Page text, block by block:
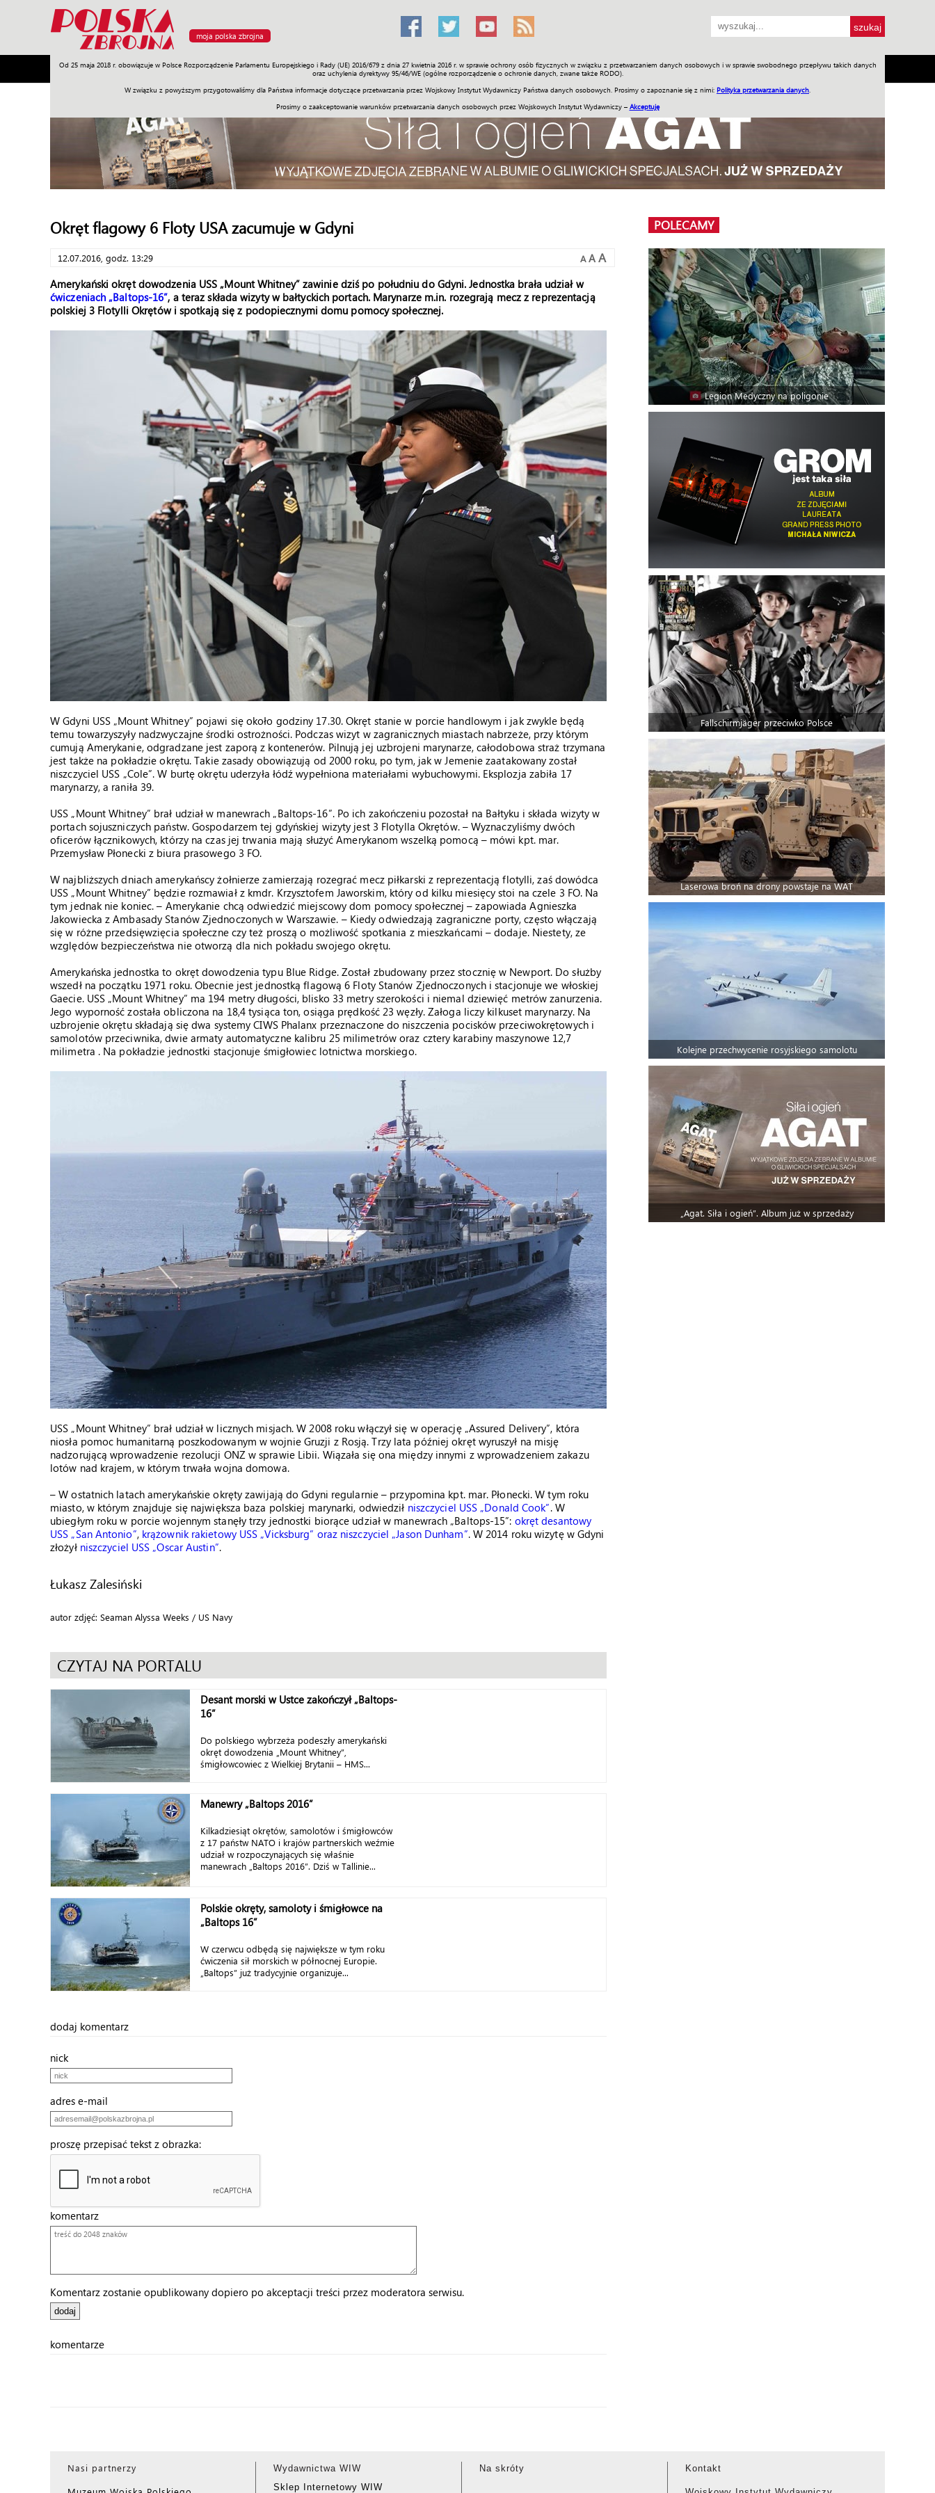
moja polska zbrojna
Od 25 maja 2018 r. obowiązuje w Polsce Rozporządzenie Parlamentu Europejskiego i Rady (UE) 2016/679 z dnia 27 kwietnia 2016 r. w sprawie ochrony osób fizycznych w związku z przetwarzaniem danych osobowych i w sprawie swobodnego przepływu takich danych
oraz uchylenia dyrektywy 95/46/WE (ogólne rozporządzenie o ochronie danych, zwane także RODO).
W związku z powyższym przygotowaliśmy dla Państwa informacje dotyczące przetwarzania przez Wojskowy Instytut Wydawniczy Państwa danych osobowych. Prosimy o zapoznanie się z nimi: Polityka przetwarzania danych
Prosimy o zaakceptowanie warunków przetwarzania danych osobowych przez Wojskowych Instytut Wydawniczy – Akceptuję
Armia Poligon Sprzęt Misje Polityka Prawo Świat Społeczność Sport Historia Galerie Wideo ENGLISH SKLEP Jednodniówki Praca w WIW
Okręt flagowy 6 Floty USA zacumuje w Gdyni
12.07.2016, godz. 13:29 A A A
Amerykański okręt dowodzenia USS „Mount Whitney” zawinie dziś po południu do Gdyni. Jednostka brała udział w
ćwiczeniach „Baltops-16”, a teraz składa wizyty w bałtyckich portach. Marynarze m.in. rozegrają mecz z reprezentacją
polskiej 3 Flotylli Okrętów i spotkają się z podopiecznymi domu pomocy społecznej.
W Gdyni USS „Mount Whitney” pojawi się około godziny 17.30. Okręt stanie w porcie handlowym i jak zwykle będą
temu towarzyszyły nadzwyczajne środki ostrożności. Podczas wizyt w zagranicznych miastach nabrzeże, przy którym
cumują Amerykanie, odgradzane jest zaporą z kontenerów. Pilnują jej uzbrojeni marynarze, całodobowa straż trzymana
jest także na pokładzie okrętu. Takie zasady obowiązują od 2000 roku, po tym, jak w Jemenie zaatakowany został
niszczyciel USS „Cole”. W burtę okrętu uderzyła łódź wypełniona materiałami wybuchowymi. Eksplozja zabiła 17
marynarzy, a raniła 39.
USS „Mount Whitney” brał udział w manewrach „Baltops-16”. Po ich zakończeniu pozostał na Bałtyku i składa wizyty w
portach sojuszniczych państw. Gospodarzem tej gdyńskiej wizyty jest 3 Flotylla Okrętów. – Wyznaczyliśmy dwóch
oficerów łącznikowych, którzy na czas jej trwania mają służyć Amerykanom wszelką pomocą – mówi kpt. mar.
Przemysław Płonecki z biura prasowego 3 FO.
W najbliższych dniach amerykańscy żołnierze zamierzają rozegrać mecz piłkarski z reprezentacją flotylli, zaś dowódca
USS „Mount Whitney” będzie rozmawiał z kmdr. Krzysztofem Jaworskim, który od kilku miesięcy stoi na czele 3 FO. Na
tym jednak nie koniec. – Amerykanie chcą odwiedzić miejscowy dom pomocy społecznej – zapowiada Agnieszka
Jakowiecka z Ambasady Stanów Zjednoczonych w Warszawie. – Kiedy odwiedzają zagraniczne porty, często włączają
się w różne przedsięwzięcia społeczne czy też proszą o możliwość spotkania z mieszkańcami – dodaje. Niestety, ze
względów bezpieczeństwa nie otworzą dla nich pokładu swojego okrętu.
Amerykańska jednostka to okręt dowodzenia typu Blue Ridge. Został zbudowany przez stocznię w Newport. Do służby
wszedł na początku 1971 roku. Obecnie jest jednostką flagową 6 Floty Stanów Zjednoczonych i stacjonuje we włoskiej
Gaecie. USS „Mount Whitney” ma 194 metry długości, blisko 33 metry szerokości i niemal dziewięć metrów zanurzenia.
Jego wyporność została obliczona na 18,4 tysiąca ton, osiąga prędkość 23 węzły. Załoga liczy kilkuset marynarzy. Na
uzbrojenie okrętu składają się dwa systemy CIWS Phalanx przeznaczone do niszczenia pocisków przeciwokrętowych i
samolotów przeciwnika, dwie armaty automatyczne kalibru 25 milimetrów oraz cztery karabiny maszynowe 12,7
milimetra . Na pokładzie jednostki stacjonuje śmigłowiec lotnictwa morskiego.
USS „Mount Whitney” brał udział w licznych misjach. W 2008 roku włączył się w operację „Assured Delivery”, która
niosła pomoc humanitarną poszkodowanym w wojnie Gruzji z Rosją. Trzy lata później okręt wyruszył na misję
nadzorującą wprowadzenie rezolucji ONZ w sprawie Libii. Wiązała się ona między innymi z wprowadzeniem zakazu
lotów nad krajem, w którym trwała wojna domowa.
– W ostatnich latach amerykańskie okręty zawijają do Gdyni regularnie – przypomina kpt. mar. Płonecki. W tym roku
miasto, w którym znajduje się największa baza polskiej marynarki, odwiedził niszczyciel USS „Donald Cook”. W
ubiegłym roku w porcie wojennym stanęły trzy jednostki biorące udział w manewrach „Baltops-15”: okręt desantowy
USS „San Antonio”, krążownik rakietowy USS „Vicksburg” oraz niszczyciel „Jason Dunham”. W 2014 roku wizytę w Gdyni
złożył niszczyciel USS „Oscar Austin”.
Łukasz Zalesiński
autor zdjęć: Seaman Alyssa Weeks / US Navy
CZYTAJ NA PORTALU
Desant morski w Ustce zakończył „Baltops-
16”
Do polskiego wybrzeża podeszły amerykański
okręt dowodzenia „Mount Whitney”,
śmigłowcowiec z Wielkiej Brytanii – HMS...
Manewry „Baltops 2016”
Kilkadziesiąt okrętów, samolotów i śmigłowców
z 17 państw NATO i krajów partnerskich weźmie
udział w rozpoczynających się właśnie
manewrach „Baltops 2016”. Dziś w Tallinie...
Polskie okręty, samoloty i śmigłowce na
„Baltops 16”
W czerwcu odbędą się największe w tym roku
ćwiczenia sił morskich w północnej Europie.
„Baltops” już tradycyjnie organizuje...
dodaj komentarz
nick
adres e-mail
proszę przepisać tekst z obrazka:
komentarz
Komentarz zostanie opublikowany dopiero po akceptacji treści przez moderatora serwisu.
komentarze
POLECAMY
Legion Medyczny na poligonie
Fallschirmjäger przeciwko Polsce
Laserowa broń na drony powstaje na WAT
Kolejne przechwycenie rosyjskiego samolotu
„Agat. Siła i ogień”. Album już w sprzedaży
Nasi partnerzy
Wydawnictwa WIW
Sklep Internetowy WIW
Na skróty Kontakt